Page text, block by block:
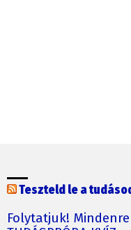
Teszteld le a
Folytatjuk!